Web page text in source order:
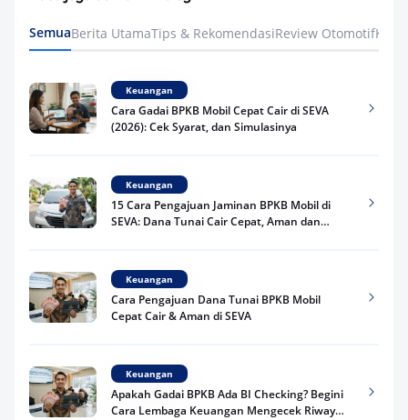
SemuaBerita UtamaTips & RekomendasiReview Otomotif
Keuangan
Cara Gadai BPKB Mobil Cepat Cair di SEVA
(2026): Cek Syarat, dan Simulasinya
Keuangan
15 Cara Pengajuan Jaminan BPKB Mobil di
SEVA: Dana Tunai Cair Cepat, Aman dan
Keuangan
Cara Pengajuan Dana Tunai BPKB Mobil
Cepat Cair & Aman di SEVA
Keuangan
Apakah Gadai BPKB Ada BI Checking? Begini
Cara Lembaga Keuangan Mengecek Riwayat